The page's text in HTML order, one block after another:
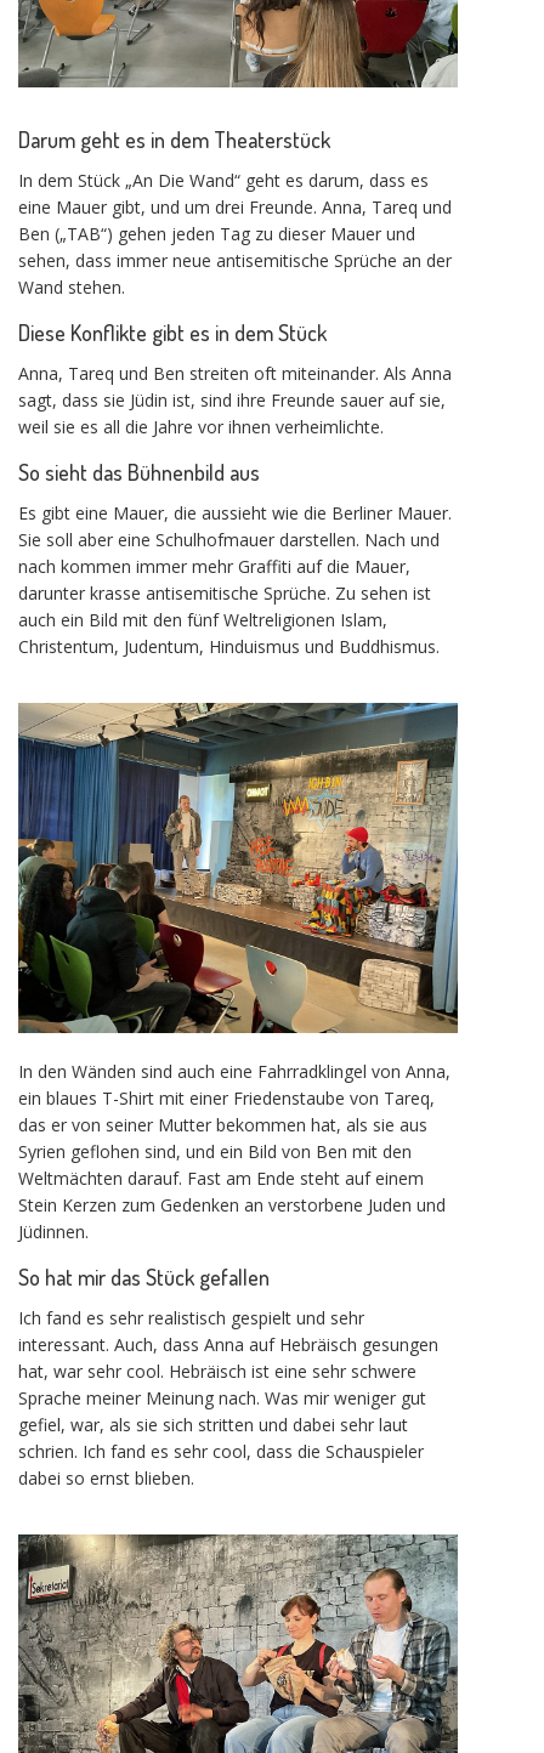
Darum geht es in dem Theaterstück
In dem Stück „An Die Wand“ geht es darum, dass es
eine Mauer gibt, und um drei Freunde. Anna, Tareq und
Ben („TAB“) gehen jeden Tag zu dieser Mauer und
sehen, dass immer neue antisemitische Sprüche an der
Wand stehen.
Diese Konflikte gibt es in dem Stück
Anna, Tareq und Ben streiten oft miteinander. Als Anna
sagt, dass sie Jüdin ist, sind ihre Freunde sauer auf sie,
weil sie es all die Jahre vor ihnen verheimlichte.
So sieht das Bühnenbild aus
Es gibt eine Mauer, die aussieht wie die Berliner Mauer.
Sie soll aber eine Schulhofmauer darstellen. Nach und
nach kommen immer mehr Graffiti auf die Mauer,
darunter krasse antisemitische Sprüche. Zu sehen ist
auch ein Bild mit den fünf Weltreligionen Islam,
Christentum, Judentum, Hinduismus und Buddhismus.
In den Wänden sind auch eine Fahrradklingel von Anna,
ein blaues T-Shirt mit einer Friedenstaube von Tareq,
das er von seiner Mutter bekommen hat, als sie aus
Syrien geflohen sind, und ein Bild von Ben mit den
Weltmächten darauf. Fast am Ende steht auf einem
Stein Kerzen zum Gedenken an verstorbene Juden und
Jüdinnen.
So hat mir das Stück gefallen
Ich fand es sehr realistisch gespielt und sehr
interessant. Auch, dass Anna auf Hebräisch gesungen
hat, war sehr cool. Hebräisch ist eine sehr schwere
Sprache meiner Meinung nach. Was mir weniger gut
gefiel, war, als sie sich stritten und dabei sehr laut
schrien. Ich fand es sehr cool, dass die Schauspieler
dabei so ernst blieben.